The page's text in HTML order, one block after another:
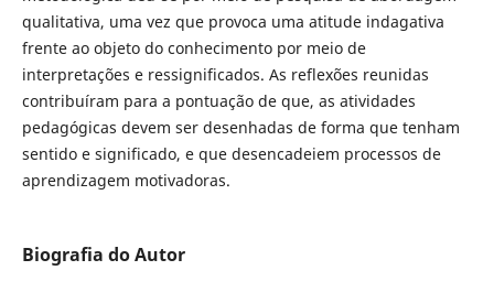
qualitativa, uma vez que provoca uma atitude indagativa
frente ao objeto do conhecimento por meio de
interpretações e ressignificados. As reflexões reunidas
contribuíram para a pontuação de que, as atividades
pedagógicas devem ser desenhadas de forma que tenham
sentido e significado, e que desencadeiem processos de
aprendizagem motivadoras.
Biografia do Autor